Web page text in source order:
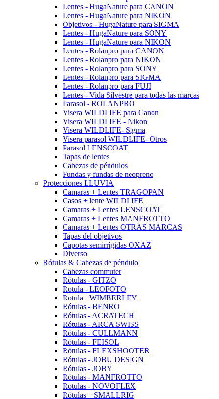
Lentes - HugaNature para CANON
Lentes - HugaNature para NIKON
Objetivos - HugaNature para SIGMA
Lentes - HugaNature para SONY
Lentes - HugaNature para NIKON
Lentes - Rolanpro para CANON
Lentes - Rolanpro para NIKON
Lentes - Rolanpro para SONY
Lentes - Rolanpro para SIGMA
Lentes - Rolanpro para FUJI
Lentes - Vida Silvestre para todas las marcas
Parasol - ROLANPRO
Visera WILDLIFE para Canon
Visera WILDLIFE - Nikon
Visera WILDLIFE- Sigma
Visera parasol WILDLIFE- Otros
Parasol LENSCOAT
Tapas de lentes
Cabezas de péndulos
Fundas y fundas de neopreno
Protecciones LLUVIA
Camaras + Lentes TRAGOPAN
Casos + lente WILDLIFE
Camaras + Lentes LENSCOAT
Camaras + Lentes MANFROTTO
Camaras + Lentes OTRAS MARCAS
Tapas del objetivos
Capotas semirrígidas OXAZ
Diverso
Rótulas & Cabezas de péndulo
Cabezas commuter
Rótulas - GITZO
Rotula - LEOFOTO
Rotula - WIMBERLEY
Rótulas - BENRO
Rótulas - ACRATECH
Rótulas - ARCA SWISS
Rótulas - CULLMANN
Rótulas - FEISOL
Rótulas - FLEXSHOOTER
Rótulas - JOBU DESIGN
Rótulas - JOBY
Rótulas - MANFROTTO
Rotulas - NOVOFLEX
Rótulas – SMALLRIG